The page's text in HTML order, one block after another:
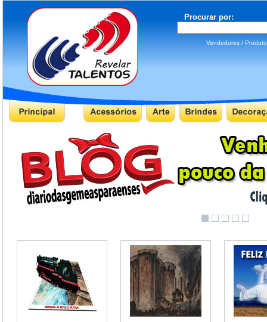
Procurar por:
Vendedores /